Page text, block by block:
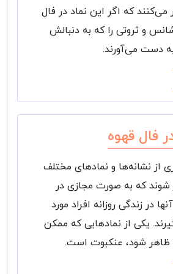
که اگر این نماد در فال
و ثروتی را که به دنبالش
دست می‌آورند.
فال قهوه
از نشانه‌ها و نمادهای مختلف
که به صورت مجازی در
در زندگی روزانه افراد مورد
یکی از نمادهایی که ممکن
ظاهر شود، عنکبوت است.